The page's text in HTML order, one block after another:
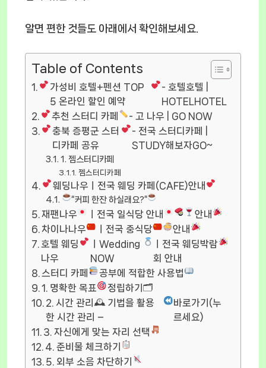
알면 편한 것들도 아래에서 확인해보세요.
Table of Contents
가성비 호텔+펜션 TOP
5 온라인 할인 예약
- 호텔호텔 |
HOTELHOTEL
추천 스터디 카페
- 고 나우 | GO NOW
충북 증평군 스터
디카페 공유
- 전국 스터디카페 |
STUDY해보자GO~
1. 젬스터디카페
젬스터디카페
웨딩나우ㅣ전국 웨딩 카페(CAFE)안내
“커피 한잔 하실래요?”
재팬나우 ㅣ전국 일식당 안내
안내
차이나나우
ㅣ전국 중식당
안내
호텔 웨딩
나우
ㅣWedding
NOW
ㅣ전국 웨딩박람
회 안내
스터디 카페
공부에 적합한 사용법
1. 명확한 목표
정립하기🗂
2. 시간 관리🕰 기법을 활용
한 시간 관리 –
바로가기(누
르세요)
3. 자신에게 맞는 자리 선택
4. 준비물 체크하기
5. 외부 소음 차단하기